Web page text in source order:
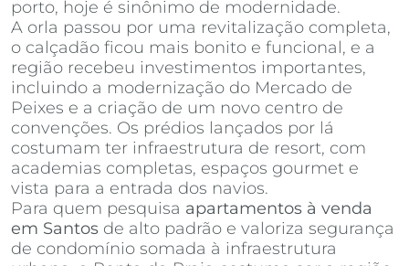
porto, hoje é sinônimo de modernidade.
A orla passou por uma revitalização completa,
o calçadão ficou mais bonito e funcional, e a
região recebeu investimentos importantes,
incluindo a modernização do Mercado de
Peixes e a criação de um novo centro de
convenções. Os prédios lançados por lá
costumam ter infraestrutura de resort, com
academias completas, espaços gourmet e
vista para a entrada dos navios.
Para quem pesquisa apartamentos à venda
em Santos de alto padrão e valoriza segurança
de condomínio somada à infraestrutura